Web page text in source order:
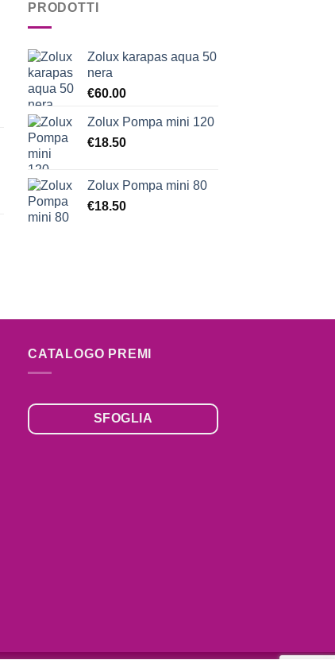
PRODOTTI
Zolux karapas aqua 50
nera
€60.00
Zolux Pompa mini 120
€18.50
Zolux Pompa mini 80
€18.50
CATALOGO PREMI
SFOGLIA